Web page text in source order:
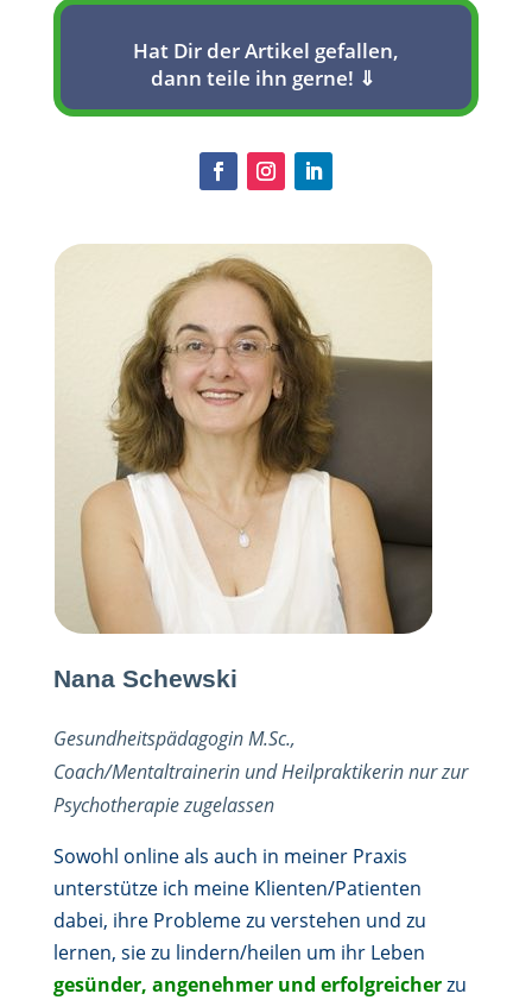
Hat Dir der Artikel gefallen,
dann teile ihn gerne! ⇓
Nana Schewski
Gesundheitspädagogin M.Sc.,
Coach/Mentaltrainerin und Heilpraktikerin nur zur
Psychotherapie zugelassen
Sowohl online als auch in meiner Praxis
unterstütze ich meine Klienten/Patienten
dabei, ihre Probleme zu verstehen und zu
lernen, sie zu lindern/heilen um ihr Leben
gesünder, angenehmer und erfolgreicherzu